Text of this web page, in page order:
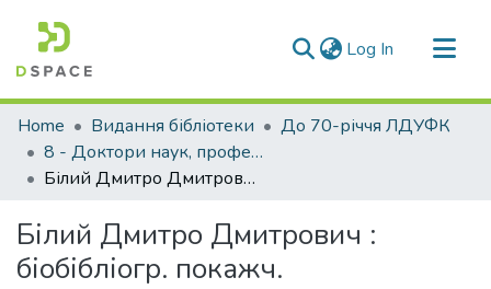
Log In (current)
Communities & Collections
All of DSpace
Statistics
Home Видання бібліотеки
До 70-річчя ЛДУФК
8 - Доктори наук, професори ЛДУФК
Білий Дмитро Дмитрович : біобібліогр. покажч.
Білий Дмитро Дмитрович :
біобібліогр. покажч.